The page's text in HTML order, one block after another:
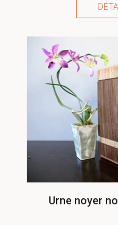
Urne noyer